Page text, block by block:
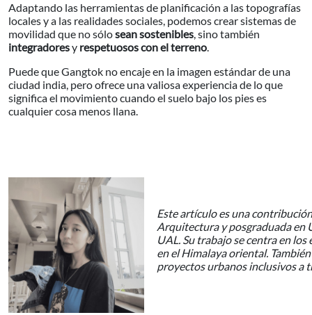
Adaptando las herramientas de planificación a las topografías
locales y a las realidades sociales, podemos crear sistemas de
movilidad que no sólosean sostenibles, sino también
integradoresy respetuosos con el terreno.
Puede que Gangtok no encaje en la imagen estándar de una
ciudad india, pero ofrece una valiosa experiencia de lo que
significa el movimiento cuando el suelo bajo los pies es
cualquier cosa menos llana.
Este artículo es una
Arquitectura y posgraduada en
UAL. Su trabajo se centra en
en el Himalaya oriental.
proyectos urbanos inclusivos a